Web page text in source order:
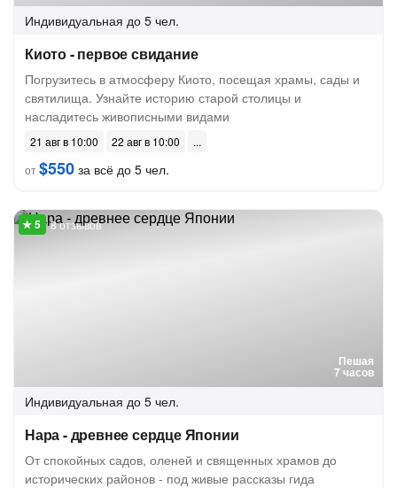
Индивидуальная до 5 чел.
Киото - первое свидание
Погрузитесь в атмосферу Киото, посещая храмы, сады и
святилища. Узнайте историю старой столицы и
насладитесь живописными видами
21 авг в 10:00
22 авг в 10:00
от$550 за всё до 5 чел.
Пешая
7 часов
8 отзывов
Индивидуальная до 5 чел.
Нара - древнее сердце Японии
От спокойных садов, оленей и священных храмов до
исторических районов - под живые рассказы гида